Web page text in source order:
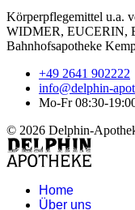
Körperpflegemittel u.a.
WIDMER, EUCERIN,
Bahnhofsapotheke
+49 2641 902222
info@delphin-
Mo-Fr 08:30-
© 2026 Delphin-
Home
Über uns